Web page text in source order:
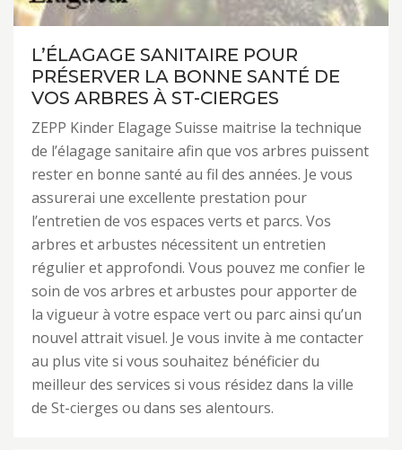
L’ÉLAGAGE SANITAIRE POUR
PRÉSERVER LA BONNE SANTÉ DE
VOS ARBRES À ST-CIERGES
ZEPP Kinder Elagage Suisse maitrise la technique
de l’élagage sanitaire afin que vos arbres puissent
rester en bonne santé au fil des années. Je vous
assurerai une excellente prestation pour
l’entretien de vos espaces verts et parcs. Vos
arbres et arbustes nécessitent un entretien
régulier et approfondi. Vous pouvez me confier le
soin de vos arbres et arbustes pour apporter de
la vigueur à votre espace vert ou parc ainsi qu’un
nouvel attrait visuel. Je vous invite à me contacter
au plus vite si vous souhaitez bénéficier du
meilleur des services si vous résidez dans la ville
de St-cierges ou dans ses alentours.